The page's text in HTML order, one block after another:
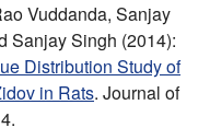
Vuddanda, Sanjay
Sanjay Singh (2014):
Distribution Study of
in Rats. Journal of